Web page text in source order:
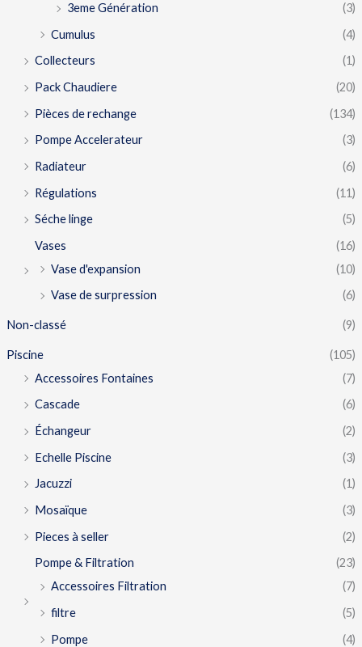
3eme Génération
(3)
Cumulus
(4)
Collecteurs
(1)
Pack Chaudiere
(20)
Pièces de rechange
(134)
Pompe Accelerateur
(3)
Radiateur
(6)
Régulations
(11)
Séche linge
(5)
Vases
(16)
Vase d'expansion
(10)
Vase de surpression
(6)
Non-classé (9)
Piscine
(105)
Accessoires Fontaines
(7)
Cascade
(6)
Échangeur
(2)
Echelle Piscine
(3)
Jacuzzi
(1)
Mosaïque
(3)
Pieces à seller
(2)
Pompe & Filtration
(23)
Accessoires Filtration
(7)
filtre
(5)
Pompe
(4)